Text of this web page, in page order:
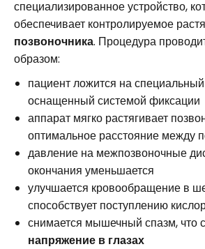
специализированное устройство,
обеспечивает контролируемое
позвоночника. Процедура
образом:
пациент ложится на
оснащенный системой фиксации
аппарат мягко растягивает
оптимальное расстояние между
давление на межпозвоночные
окончания уменьшается
улучшается кровообращение в
способствует поступлению
снимается мышечный спазм, что
напряжение в глазах